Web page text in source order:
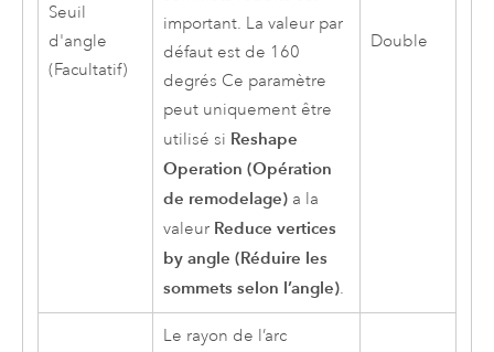
Seuil
d'angle
(Facultatif)
important. La valeur par
défaut est de 160
degrés Ce paramètre
peut uniquement être
utilisé si Reshape
Operation (Opération
de remodelage)a la
valeur Reduce vertices
by angle (Réduire les
sommets selon l’angle).
Double
Le rayon de l’arc